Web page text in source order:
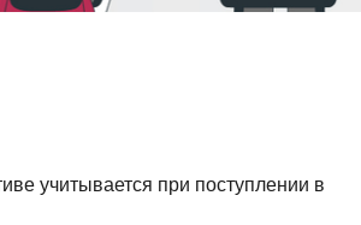
учитывается при поступлении в